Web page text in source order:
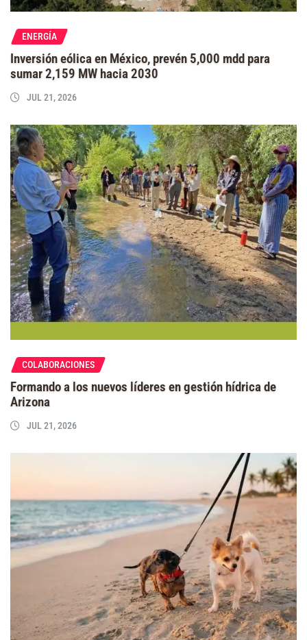
ENERGÍA
Inversión eólica en México, prevén 5,000 mdd para
sumar 2,159 MW hacia 2030
JUL 21, 2026
COLABORACIONES
Formando a los nuevos líderes en gestión hídrica de
Arizona
JUL 21, 2026